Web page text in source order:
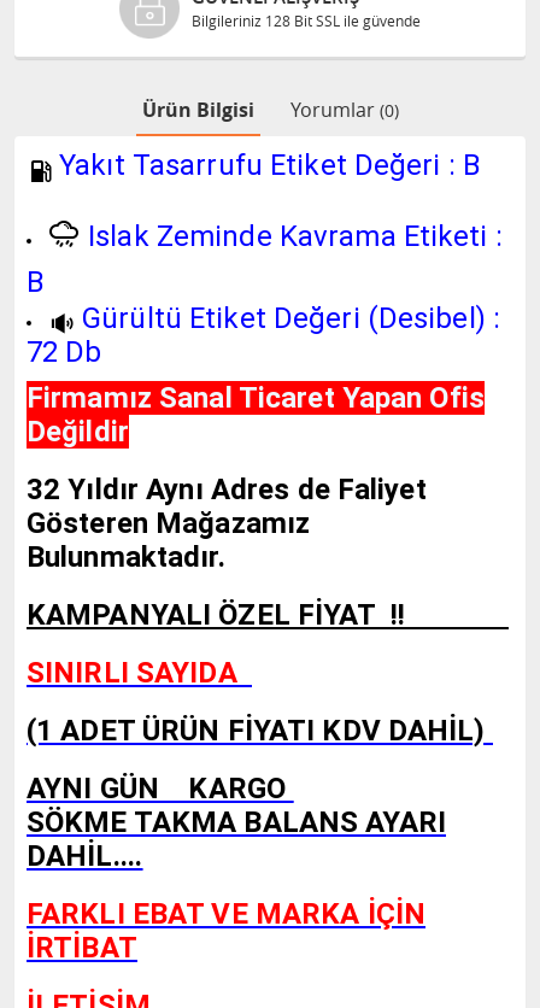
Bilgileriniz 128 Bit SSL ile güvende
Ürün Bilgisi Yorumlar (0)
Yakıt Tasarrufu Etiket Değeri : B
Islak Zeminde Kavrama Etiketi :
B
Gürültü Etiket Değeri (Desibel) :
72 Db
Firmamız Sanal Ticaret Yapan Ofis
Değildir
32 Yıldır Aynı Adres de Faliyet
Gösteren Mağazamız
Bulunmaktadır.
KAMPANYALI ÖZEL FİYAT !!
SINIRLI SAYIDA
(1 ADET ÜRÜN FİYATI KDV DAHİL)
AYNI GÜN KARGO
SÖKME TAKMA BALANS AYARI
DAHİL....
FARKLI EBAT VE MARKA İÇİN
İRTİBAT